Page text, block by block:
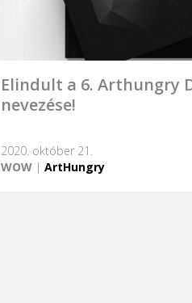
Elindult a 6. Arthungry
nevezése!
2020. október 21.
WOW | ArtHungry